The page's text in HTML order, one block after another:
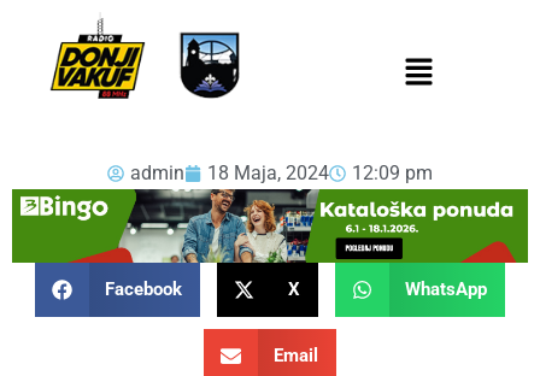
admin 18 Maja, 2024 12:09 pm
Facebook X WhatsApp
Email